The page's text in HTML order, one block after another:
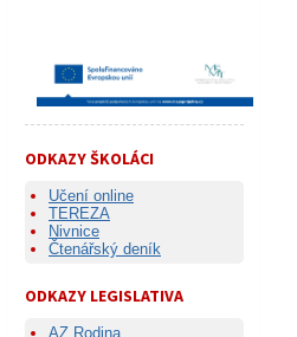
ODKAZY ŠKOLÁCI
Učení online
TEREZA
Nivnice
Čtenářský deník
ODKAZY LEGISLATIVA
AZ Rodina